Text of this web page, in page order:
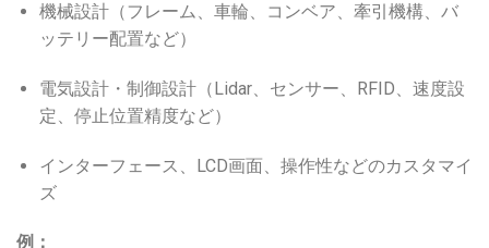
機械設計（フレーム、車輪、コンベア、牽引機構、バ
ッテリー配置など）
電気設計・制御設計（Lidar、センサー、RFID、速度設
定、停止位置精度など）
インターフェース、LCD画面、操作性などのカスタマイ
ズ
例：